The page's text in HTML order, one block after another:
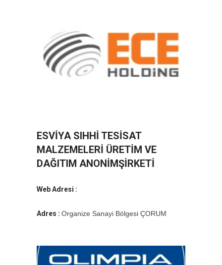
ESVİYA SIHHİ TESİSAT
MALZEMELERİ ÜRETİM VE
DAĞITIM ANONİMŞİRKETİ
Web Adresi :
Adres : Organize Sanayi Bölgesi ÇORUM